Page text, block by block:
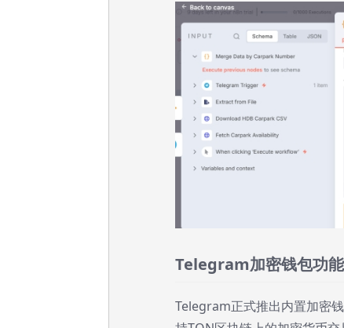
Telegram加密钱包功
Telegram正式推出内置加密